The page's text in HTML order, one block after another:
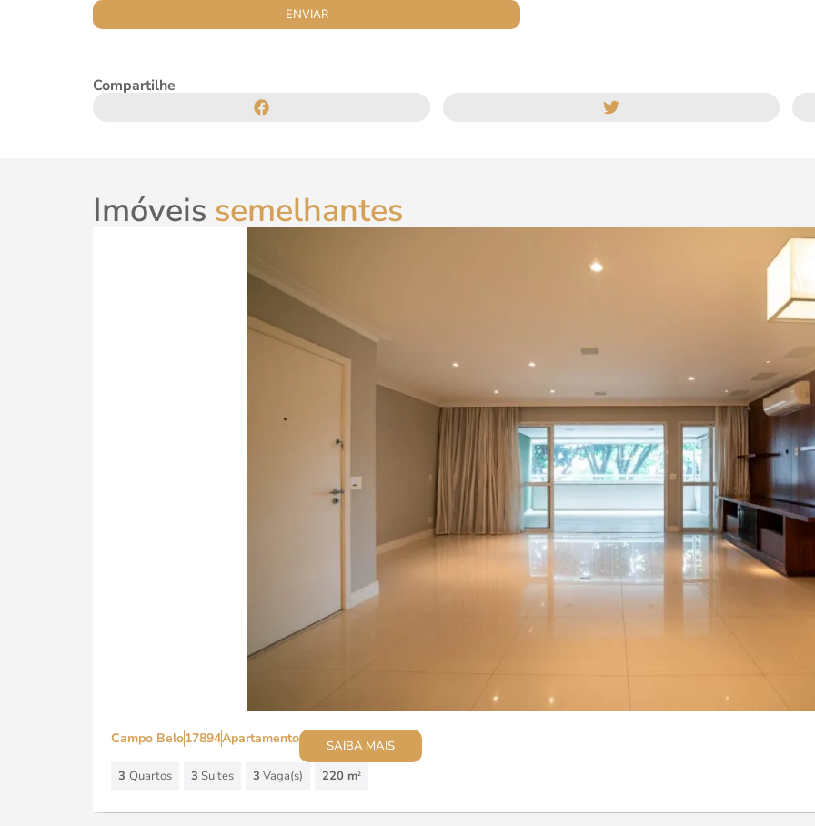
Compartilhe
Imóveis semelhantes
Campo Belo17894Apartamento
SAIBA MAIS
3 Quartos 3 Suites 3 Vaga(s) 220 m2